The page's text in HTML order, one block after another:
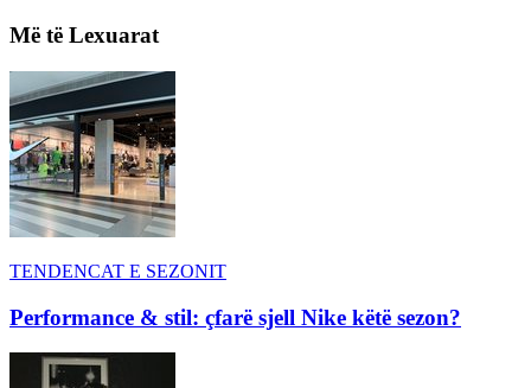
Më të Lexuarat
TENDENCAT E SEZONIT
Performance & stil: çfarë sjell Nike këtë sezon?